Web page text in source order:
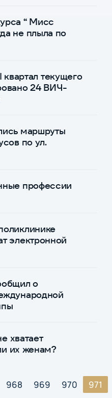
“ Мисс
не плыла по
текущего
24 ВИЧ-
маршруты
по ул.
профессии
электронной
о
хватает
их женам?
968 969 970 971